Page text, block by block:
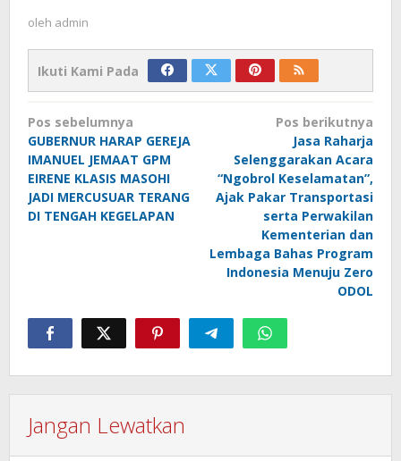
oleh admin
Ikuti Kami Pada
Navigasi
pos
Pos sebelumnya
GUBERNUR HARAP GEREJA
IMANUEL JEMAAT GPM
EIRENE KLASIS MASOHI
JADI MERCUSUAR TERANG
DI TENGAH KEGELAPAN
Pos berikutnya
Jasa Raharja
Selenggarakan Acara
“Ngobrol Keselamatan”,
Ajak Pakar Transportasi
serta Perwakilan
Kementerian dan
Lembaga Bahas Program
Indonesia Menuju Zero
ODOL
Jangan Lewatkan